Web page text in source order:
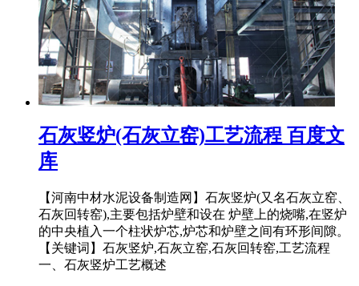
石灰竖炉(石灰立窑)工艺流程 百度文
库
【河南中材水泥设备制造网】石灰竖炉(又名石灰立窑、
石灰回转窑),主要包括炉壁和设在 炉壁上的烧嘴,在竖炉
的中央植入一个柱状炉芯,炉芯和炉壁之间有环形间隙。
【关键词】石灰竖炉,石灰立窑,石灰回转窑,工艺流程
一、石灰竖炉工艺概述